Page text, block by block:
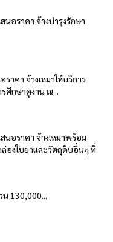
อราคา จ้างบำรุงรักษา
าคา จ้างเหมาให้บริการ
ศึกษาดูงาน ณ...
นอราคา จ้างเหมาพร้อม
องใบยาและวัตถุดิบอื่นๆ ที่
130,000...